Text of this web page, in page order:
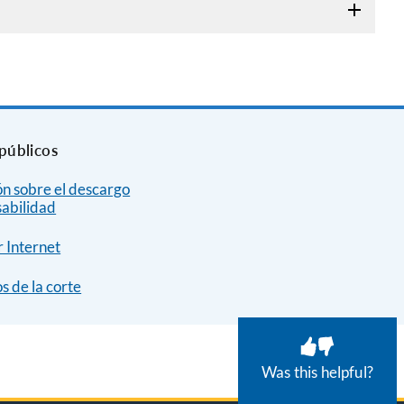
Was this helpful?
sobre el descargo
Internet
de la corte